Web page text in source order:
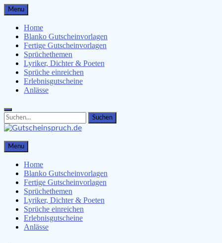
Skip
to
content
Menu
Home
Blanko Gutscheinvorlagen
Fertige Gutscheinvorlagen
Sprüchethemen
Lyriker, Dichter & Poeten
Sprüche einreichen
Erlebnisgutscheine
Anlässe
Search
for:
Search
Gutscheinspruch.de
Gutscheinsprüche & Gutscheinvorlagen finden
Menu
Home
Blanko Gutscheinvorlagen
Fertige Gutscheinvorlagen
Sprüchethemen
Lyriker, Dichter & Poeten
Sprüche einreichen
Erlebnisgutscheine
Anlässe